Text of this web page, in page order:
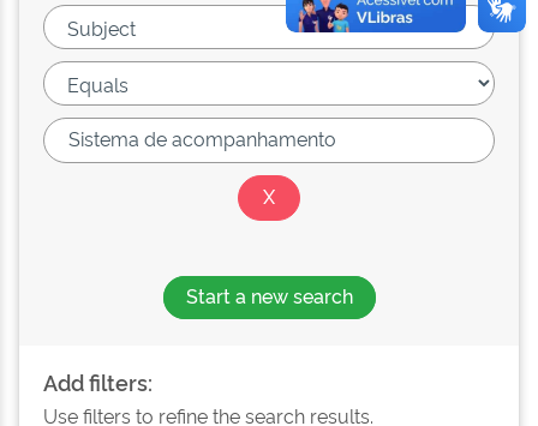
Start a new search
Add filters:
Use filters to refine the search results.